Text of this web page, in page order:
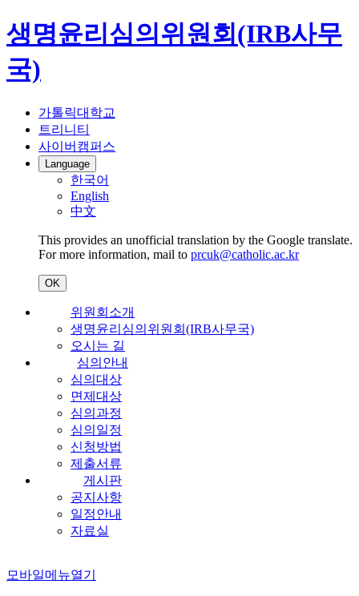
생명윤리심의위원회(IRB사무
국)
가톨릭대학교
트리니티
사이버캠퍼스
Language
한국어
English
中文
This provides an unofficial translation by the Google translate.
For more information, mail to prcuk@catholic.ac.kr
OK
위원회소개
생명윤리심의위원회(IRB사무국)
오시는 길
심의안내
심의대상
면제대상
심의과정
심의일정
신청방법
제출서류
게시판
공지사항
일정안내
자료실
모바일메뉴열기